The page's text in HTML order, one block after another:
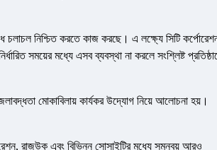
চলাচল নিশ্চিত করতে কাজ করছে। এ লক্ষ্যে সিটি
সময়ের মধ্যে এসব ব্যবস্থা না করলে সংশ্লিষ্ট
মোকাবিলায় কার্যকর উদ্যোগ নিয়ে আলোচনা হয়।
রাজউক এবং বিভিন্ন সোসাইটির মধ্যে সমন্বয় আরও